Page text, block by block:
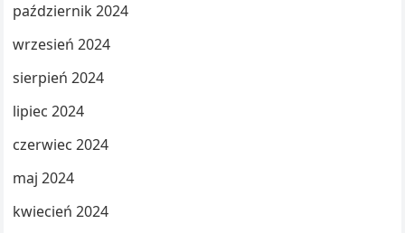
październik 2024
wrzesień 2024
sierpień 2024
lipiec 2024
czerwiec 2024
maj 2024
kwiecień 2024